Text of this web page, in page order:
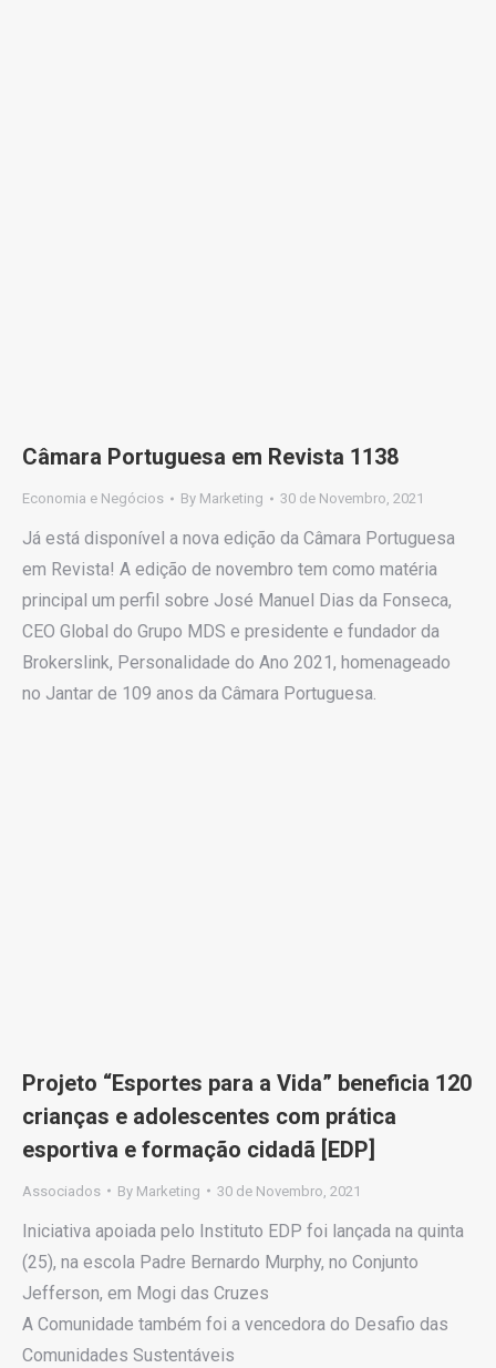
Câmara Portuguesa em Revista 1138
Economia e Negócios By Marketing 30 de Novembro, 2021
Já está disponível a nova edição da Câmara Portuguesa
em Revista! A edição de novembro tem como matéria
principal um perfil sobre José Manuel Dias da Fonseca,
CEO Global do Grupo MDS e presidente e fundador da
Brokerslink, Personalidade do Ano 2021, homenageado
no Jantar de 109 anos da Câmara Portuguesa.
Projeto “Esportes para a Vida” beneficia 120
crianças e adolescentes com prática
esportiva e formação cidadã [EDP]
Associados By Marketing 30 de Novembro, 2021
Iniciativa apoiada pelo Instituto EDP foi lançada na quinta
(25), na escola Padre Bernardo Murphy, no Conjunto
Jefferson, em Mogi das Cruzes
A Comunidade também foi a vencedora do Desafio das
Comunidades Sustentáveis